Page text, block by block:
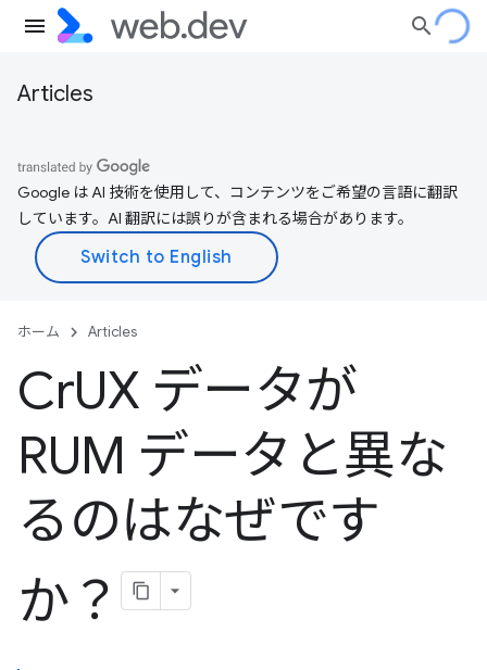
Articles
Google は AI 技術を使用して、コンテンツをご希望の言語に翻訳
しています。AI 翻訳には誤りが含まれる場合があります。
ホーム Articles
CrUX データが
RUM データと異な
るのはなぜです
か？